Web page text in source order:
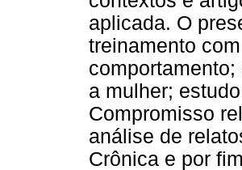
aplicada. O
treinamento
a mulher;
Compromisso
análise de
Crônica e por